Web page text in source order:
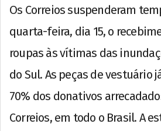
Os Correios suspenderam
quarta-feira, dia 15, o
roupas às vítimas das
do Sul. As peças de vestuário
70% dos donativos
Correios, em todo o Brasil. A